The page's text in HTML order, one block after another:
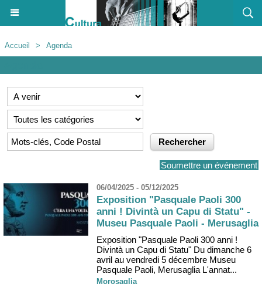
Accueil > Agenda
Soumettre un événement
06/04/2025 - 05/12/2025
Exposition "Pasquale Paoli 300
anni ! Divintà un Capu di Statu" -
Museu Pasquale Paoli - Merusaglia
Exposition "Pasquale Paoli 300 anni !
Divintà un Capu di Statu" Du dimanche 6
avril au vendredi 5 décembre Museu
Pasquale Paoli, Merusaglia L'annat...
Morosaglia